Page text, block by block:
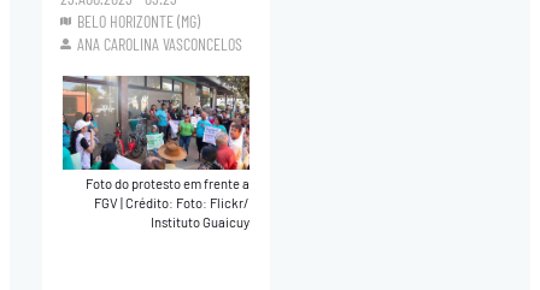
BELO HORIZONTE (MG)
ANA CAROLINA VASCONCELOS
Foto do protesto em frente a
FGV|Crédito: Foto: Flickr/
Instituto Guaicuy